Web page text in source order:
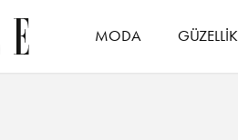
MODA GÜZELLİK